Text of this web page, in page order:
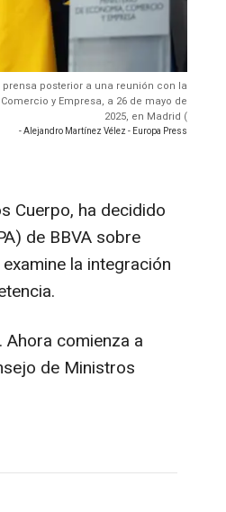
posterior a una reunión con la
y Empresa, a 26 de mayo de
2025, en Madrid (
- Alejandro Martínez Vélez - Europa Press
Cuerpo, ha decidido
de BBVA sobre
la integración
comienza a
de Ministros